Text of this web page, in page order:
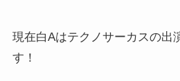
現在白Aはテクノサーカスの出
す！